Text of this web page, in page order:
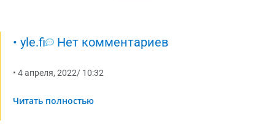
• yle.fi Нет комментариев
• 4 апреля, 2022/ 10:32
Читать полностью